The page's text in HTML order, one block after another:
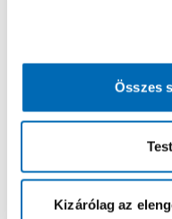
Összes
Kizárólag az